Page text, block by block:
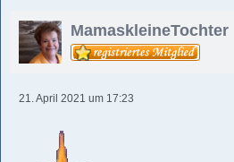
MamaskleineTochter
21. April 2021 um 17:23